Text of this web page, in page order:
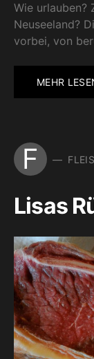
Wie urlauben?
Neuseeland?
vorbei, von
MEHR
F
Lisas